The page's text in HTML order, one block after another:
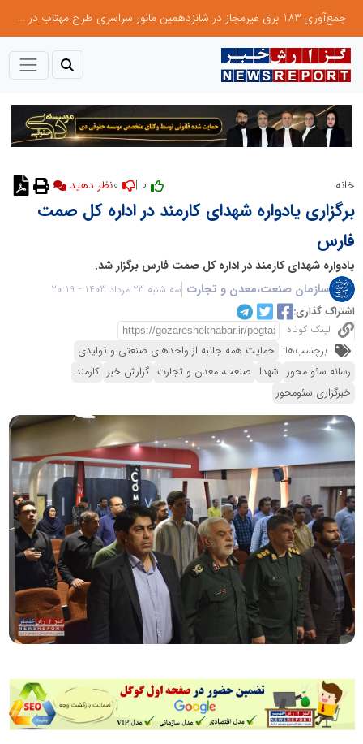
جمع‌آوری 183 برق غیرمجاز در شانزدهمین مانور سراسری طرح مهتاب در استان تهران
خانه نظر دهید
برگزاری یادواره شهدای کارمند در اداره کل صمت
فارس
یادواره شهدای کارمند در اداره کل صمت فارس برگزار شد.
سازمان صنعت،معدن و تجارت سه شنبه 23 مرداد 1403 - 20:19
اشتراک گذاری:
لینک کوتاه
برچسب‌ها: حمایت همه جانبه از واحدهای صنعتی و تولیدی
رسانه سئو محور شهدا صنعت، معدن و تجارت گزارش خبر کارمند
خبرگزاری سئومحور